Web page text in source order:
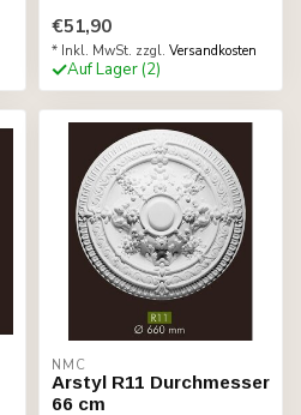
€51,90
* Inkl. MwSt. zzgl. Versandkosten
Auf Lager (2)
NMC
Arstyl R11 Durchmesser
66 cm